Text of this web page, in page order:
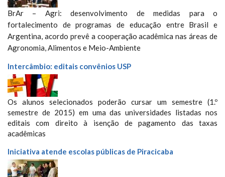
BrAr – Agri: desenvolvimento de medidas para o
fortalecimento de programas de educação entre Brasil e
Argentina, acordo prevê a cooperação acadêmica nas áreas de
Agronomia, Alimentos e Meio-Ambiente
Intercâmbio: editais convênios USP
Os alunos selecionados poderão cursar um semestre (1.º
semestre de 2015) em uma das universidades listadas nos
editais com direito à isenção de pagamento das taxas
acadêmicas
Iniciativa atende escolas públicas de Piracicaba